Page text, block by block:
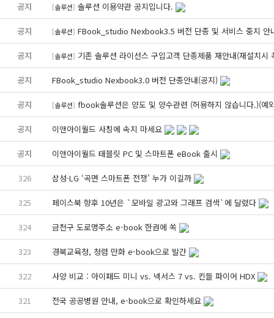
공지 [솔루션] 솔루션 이용약관 공지입니다.
공지 [솔루션] FBook_studio Nexbook3.5 버전 단종 및 서비스 중지 안
공지 [솔루션] 기존 솔루션 라이선스 구입고객 단종제품 재안내(재설치시
공지 FBook_studio Nexbook3.0 버전 단종안내(공지)
공지 [솔루션] fbook솔루션은 양도 및 양수관련 (허용하지 않습니다.)(예
공지 이앤아이월드 사칭에 속지 마세요
공지 이앤아이월드 태블릿 PC 및 스마트폰 eBook 출시
326 삼성·LG ‘곡면 스마트폰 전쟁’ 누가 이길까
325 페이스북 향후 10년은 `모바일 광고와 그래프 검색`에 달렸다
324 금천구 도로명주소 e-book 한권에 쏙
323 경북교육청, 청렴 만화 e-book으로 발간
322 사양 비교 : 아이패드 미니 vs. 넥서스 7 vs. 킨들 파이어 HDX
321 전국 공공병원 안내, e-book으로 확인하세요